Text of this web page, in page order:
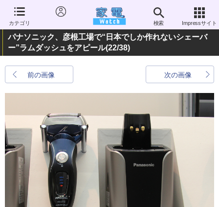
カテゴリ 検索 Impressサイト
パナソニック、彦根工場で“日本でしか作れないシェーバ
ー”ラムダッシュをアピール(22/38)
前の画像 次の画像